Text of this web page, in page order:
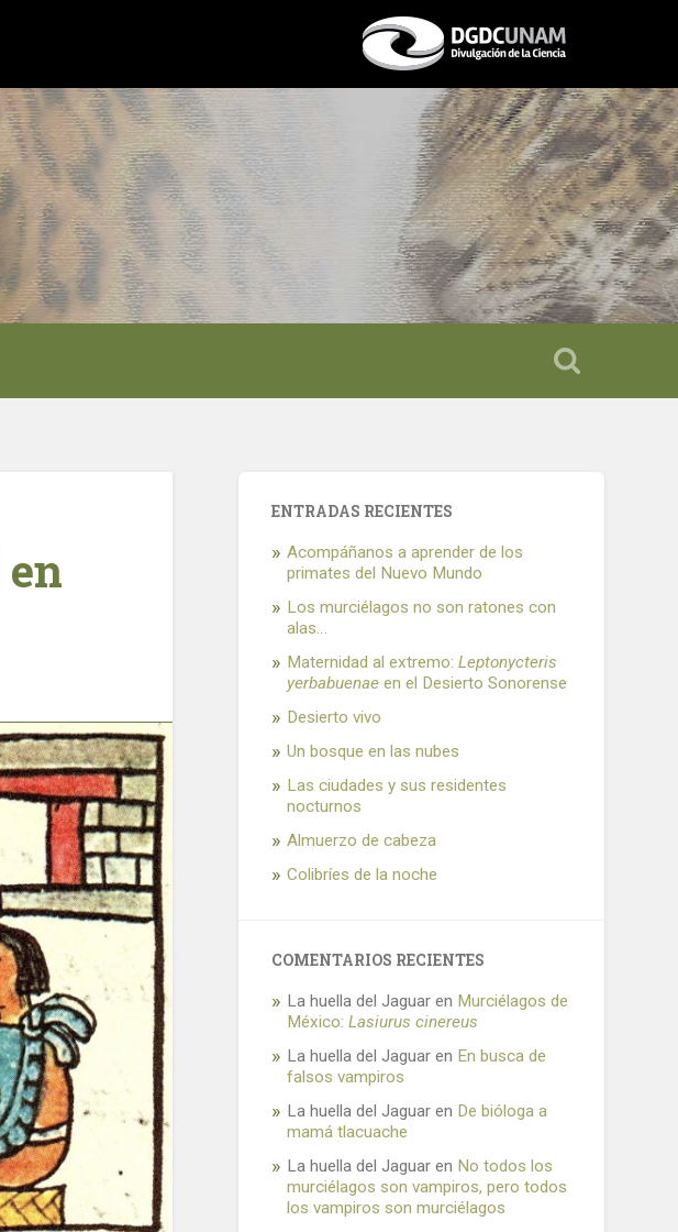
ENTRADAS RECIENTES
Acompáñanos a aprender de los
primates del Nuevo Mundo
Los murciélagos no son ratones con
alas…
Maternidad al extremo:Leptonycteris
yerbabuenae en el Desierto Sonorense
Desierto vivo
Un bosque en las nubes
Las ciudades y sus residentes
nocturnos
Almuerzo de cabeza
Colibríes de la noche
COMENTARIOS RECIENTES
La huella del Jaguar en Murciélagos de
México: Lasiurus cinereus
La huella del Jaguar en En busca de
falsos vampiros
La huella del Jaguar en De bióloga a
mamá tlacuache
La huella del Jaguar en No todos los
murciélagos son vampiros, pero todos
los vampiros son murciélagos